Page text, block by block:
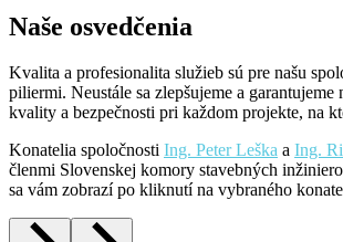
Naše osvedčenia
Kvalita a profesionalita služieb sú pre našu
piliermi. Neustále sa zlepšujeme a garantujeme
kvality a bezpečnosti pri každom projekte, na
Konatelia spoločnosti Ing. Peter Leška a Ing.
členmi Slovenskej komory stavebných
sa vám zobrazí po kliknutí na vybraného